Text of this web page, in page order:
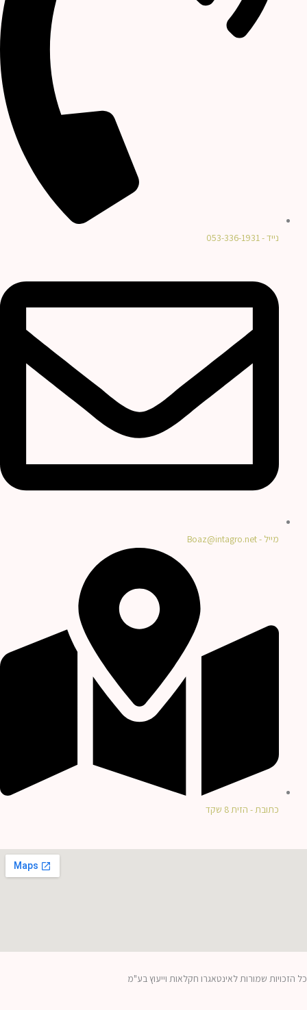
נייד - 053-336-1931
מייל - Boaz@intagro.net
כתובת - הזית 8 שקד
כל הזכויות שמורות לאינטאגרו חקלאות וייעוץ בע"מ